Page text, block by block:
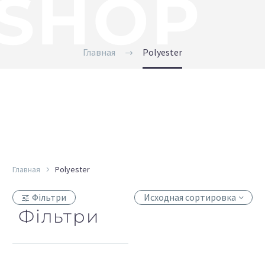
Главная Polyester
Главная Polyester
Фільтри
Фільтри
Исходная сортировка